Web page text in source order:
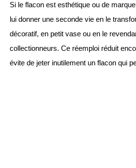
Si le flacon est esthétique ou de
lui donner une seconde vie en le
décoratif, en petit vase ou en le
collectionneurs. Ce réemploi réduit
évite de jeter inutilement un flacon qui